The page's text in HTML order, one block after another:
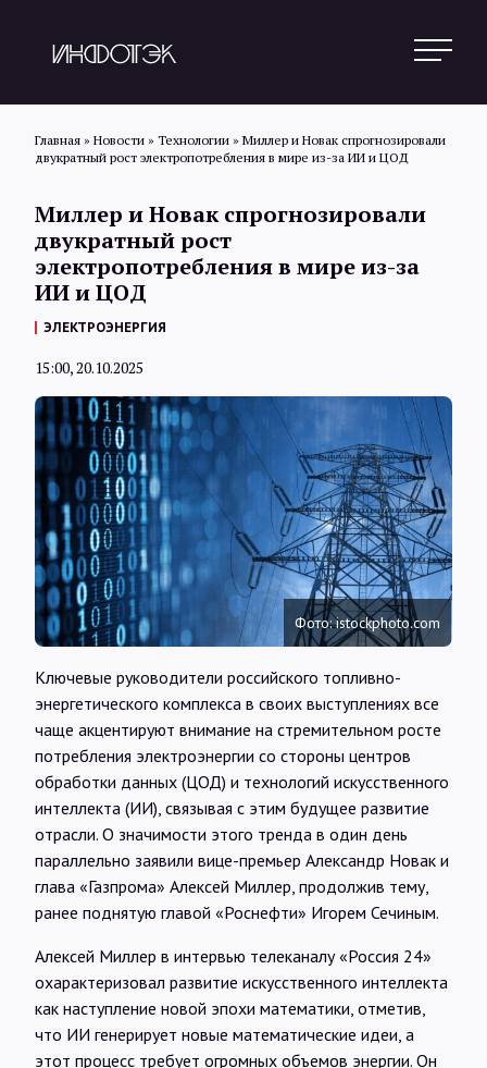
Новости
Обзоры
Интервью
Карты
О нас
@Infotek_Russia
Главная » Новости » Технологии » Миллер и Новак спрогнозировали
двукратный рост электропотребления в мире из-за ИИ и ЦОД
Миллер и Новак спрогнозировали
двукратный рост
электропотребления в мире из-за
ИИ и ЦОД
ЭЛЕКТРОЭНЕРГИЯ
15:00, 20.10.2025
Фото: istockphoto.com
Ключевые руководители российского топливно-
энергетического комплекса в своих выступлениях все
чаще акцентируют внимание на стремительном росте
потребления электроэнергии со стороны центров
обработки данных (ЦОД) и технологий искусственного
интеллекта (ИИ), связывая с этим будущее развитие
отрасли. О значимости этого тренда в один день
параллельно заявили вице-премьер Александр Новак и
глава «Газпрома» Алексей Миллер, продолжив тему,
ранее поднятую главой «Роснефти» Игорем Сечиным.
Алексей Миллер в интервью телеканалу «Россия 24»
охарактеризовал развитие искусственного интеллекта
как наступление новой эпохи математики, отметив,
что ИИ генерирует новые математические идеи, а
этот процесс требует огромных объемов энергии. Он